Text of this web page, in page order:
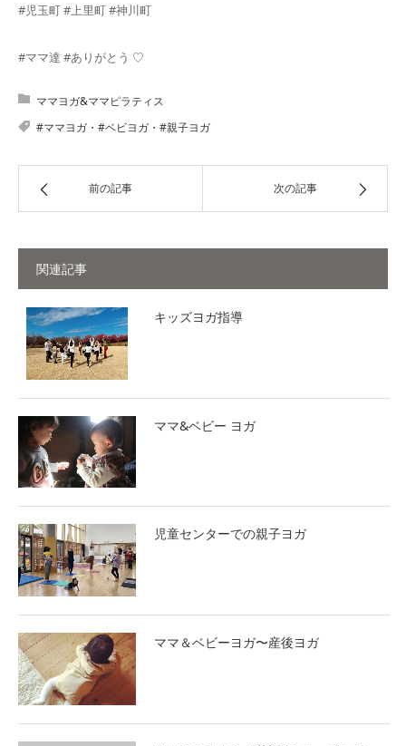
#児玉町 #上里町 #神川町
#ママ達 #ありがとう ♡
ママヨガ&ママピラティス
#ママヨガ・#ベビヨガ・#親子ヨガ
前の記事 次の記事
関連記事
キッズヨガ指導
ママ&ベビー ヨガ
児童センターでの親子ヨガ
ママ＆ベビーヨガ〜産後ヨガ